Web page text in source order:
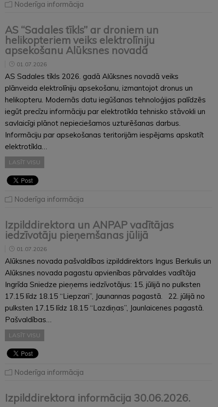
Noderīga informācija
AS “Sadales tīkls” ar droniem un
helikopteriem veiks elektrolīniju
apsekošanu Alūksnes novadā
01.07.2026
AS Sadales tīkls 2026. gadā Alūksnes novadā veiks
plānveida elektrolīniju apsekošanu, izmantojot dronus un
helikopteru. Modernās datu iegūšanas tehnoloģijas palīdzēs
iegūt precīzu informāciju par elektrotīkla tehnisko stāvokli un
savlaicīgi plānot nepieciešamos uzturēšanas darbus.
Informāciju par apsekošanas teritorijām iespējams apskatīt
elektrotīkla…
LASĪT VISU
Noderīga informācija
Izpilddirektora un ANPAP vadītājas
iedzīvotāju pieņemšanas jūlijā
01.07.2026
Alūksnes novada pašvaldības izpilddirektors Ingus Berkulis un
Alūksnes novada pagastu apvienības pārvaldes vadītāja
Ingrīda Sniedze pieņems iedzīvotājus: 15. jūlijā no pulksten
17.15 līdz 18.15 “Liepzari”, Jaunannas pagastā. 22. jūlijā no
pulksten 17.15 līdz 18.15 “Lazdiņas”, Jaunlaicenes pagastā.
Pašvaldības…
LASĪT VISU
Noderīga informācija
Izpilddirektora informācija 30.06.2026.